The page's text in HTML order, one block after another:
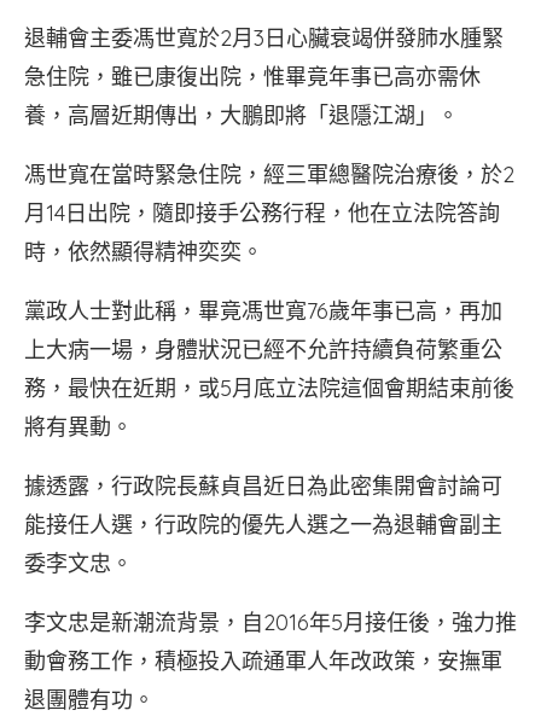
退輔會主委馮世寬於2月3日心臟衰竭併發肺水腫緊
急住院，雖已康復出院，惟畢竟年事已高亦需休
養，高層近期傳出，大鵬即將「退隱江湖」。
馮世寬在當時緊急住院，經三軍總醫院治療後，於2
月14日出院，隨即接手公務行程，他在立法院答詢
時，依然顯得精神奕奕。
黨政人士對此稱，畢竟馮世寬76歲年事已高，再加
上大病一場，身體狀況已經不允許持續負荷繁重公
務，最快在近期，或5月底立法院這個會期結束前後
將有異動。
據透露，行政院長蘇貞昌近日為此密集開會討論可
能接任人選，行政院的優先人選之一為退輔會副主
委李文忠。
李文忠是新潮流背景，自2016年5月接任後，強力推
動會務工作，積極投入疏通軍人年改政策，安撫軍
退團體有功。